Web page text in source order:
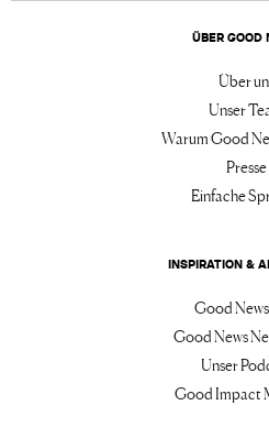
ÜBER GOOD
Über
Unser
Warum Good
Presse
Einfache
INSPIRATION &
Good
Good News
Unser
Good Impact